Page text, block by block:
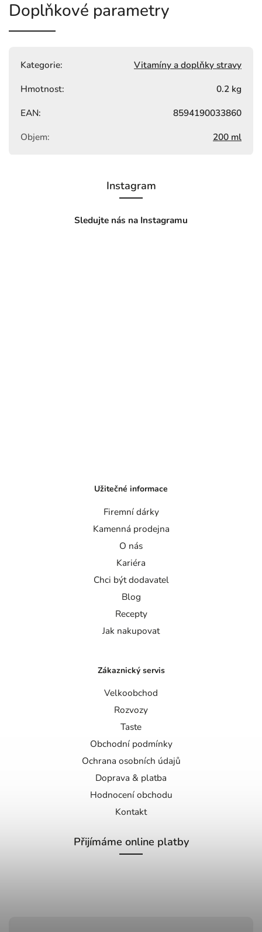
Doplňkové parametry
Kategorie:
Vitamíny a doplňky stravy
Hmotnost:
0.2 kg
EAN:
8594190033860
Objem: 200 ml
Instagram
Sledujte nás na Instagramu
Užitečné informace
Firemní dárky
Kamenná prodejna
O nás
Kariéra
Chci být dodavatel
Blog
Recepty
Jak nakupovat
Zákaznický servis
Velkoobchod
Rozvozy
Taste
Obchodní podmínky
Ochrana osobních údajů
Doprava & platba
Hodnocení obchodu
Kontakt
Přijímáme online platby